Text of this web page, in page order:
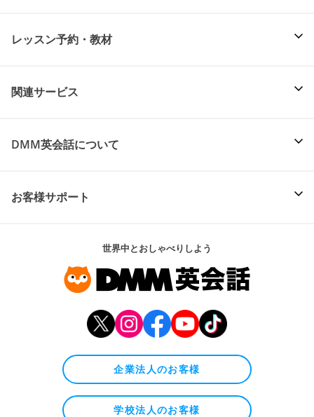
レッスン予約・教材
関連サービス
DMM英会話について
お客様サポート
世界中とおしゃべりしよう
企業法人のお客様
学校法人のお客様